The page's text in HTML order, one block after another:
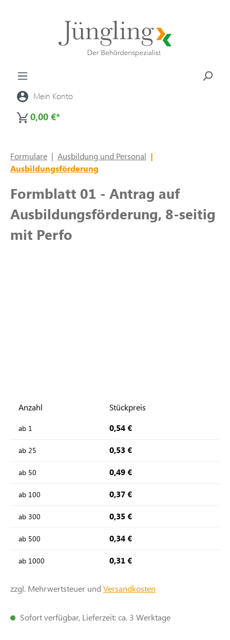
Mein Konto
0,00 €*
Formulare | Ausbildung und Personal |
Ausbildungsförderung
Formblatt 01 - Antrag auf
Ausbildungsförderung, 8-seitig
mit Perfo
Anzahl Stückpreis
ab 1 0,54 €
ab 25 0,53 €
ab 50 0,49 €
ab 100 0,37 €
ab 300 0,35 €
ab 500 0,34 €
ab 1000 0,31 €
zzgl. Mehrwertsteuer und Versandkosten
Sofort verfügbar, Lieferzeit: ca. 3 Werktage